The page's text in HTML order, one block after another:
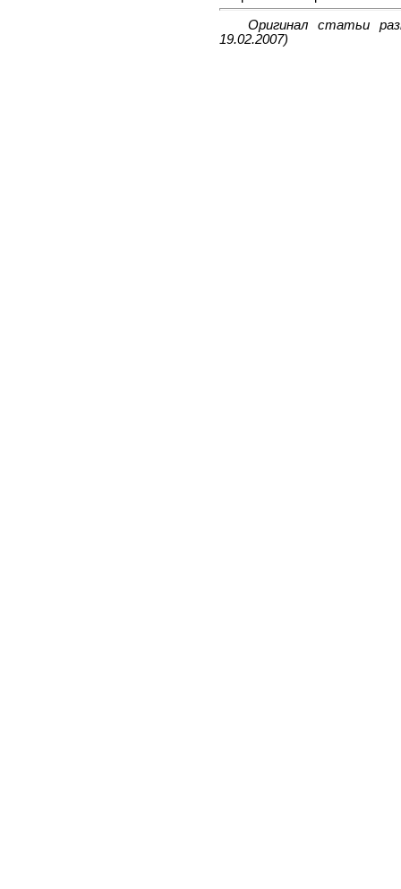
Оригинал статьи
19.02.2007)